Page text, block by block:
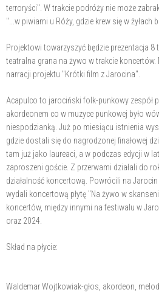
terroryści". W trakcie podróży nie może
"...w piwiarni u Róży, gdzie krew się w żyłach
Projektowi towarzyszyć będzie prezentacja 8
teatralna grana na żywo w trakcie koncertów.
narracji projektu "Krótki film z Jarocina".
Acapulco to jarociński folk-punkowy zespół
akordeonem co w muzyce punkowej było
niespodzianką. Już po miesiącu istnienia
gdzie dostali się do nagrodzonej finałowej
tam już jako laureaci, a w podczas edycji w
zaproszeni goście. Z przerwami działali do
działalność koncertową. Powrócili na
wydali koncertową płytę "Na żywo w
koncertów, między innymi na festiwalu w
oraz 2024.
Skład na płycie:
Waldemar Wojtkowiak-głos, akordeon,